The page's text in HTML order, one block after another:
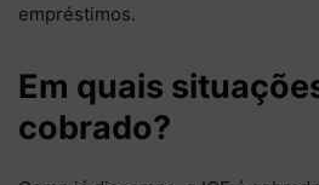
empréstimos.
Em quais
cobrado?